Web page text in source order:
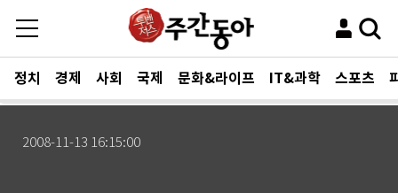
정치 경제 사회 국제 문화&라이프 IT&과학 스포츠
2008-11-13 16:15:00